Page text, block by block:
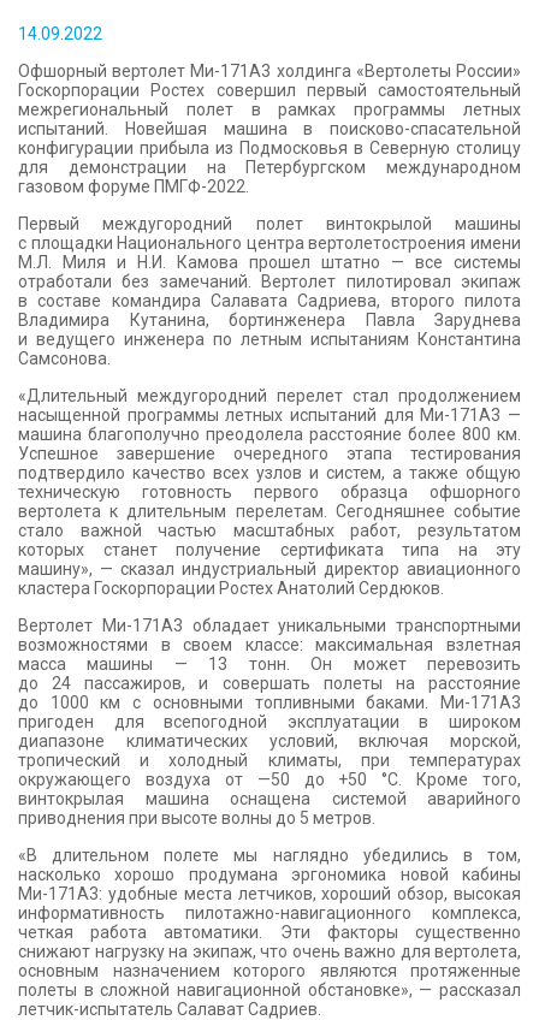
КОНТАКТЫ
14.09.2022
Офшорный вертолет Ми-171А3 холдинга «Вертолеты России»
Госкорпорации Ростех совершил первый самостоятельный
межрегиональный полет в рамках программы летных
испытаний. Новейшая машина в поисково-спасательной
конфигурации прибыла из Подмосковья в Северную столицу
для демонстрации на Петербургском международном
газовом форуме ПМГФ-2022.
Первый междугородний полет винтокрылой машины
с площадки Национального центра вертолетостроения имени
М.Л. Миля и Н.И. Камова прошел штатно — все системы
отработали без замечаний. Вертолет пилотировал экипаж
в составе командира Салавата Садриева, второго пилота
Владимира Кутанина, бортинженера Павла Заруднева
и ведущего инженера по летным испытаниям Константина
Самсонова.
«Длительный междугородний перелет стал продолжением
насыщенной программы летных испытаний для Ми-171А3 —
машина благополучно преодолела расстояние более 800 км.
Успешное завершение очередного этапа тестирования
подтвердило качество всех узлов и систем, а также общую
техническую готовность первого образца офшорного
вертолета к длительным перелетам. Сегодняшнее событие
стало важной частью масштабных работ, результатом
которых станет получение сертификата типа на эту
машину», — сказал индустриальный директор авиационного
кластера Госкорпорации Ростех Анатолий Сердюков.
Вертолет Ми-171А3 обладает уникальными транспортными
возможностями в своем классе: максимальная взлетная
масса машины — 13 тонн. Он может перевозить
до 24 пассажиров, и совершать полеты на расстояние
до 1000 км с основными топливными баками. Ми-171А3
пригоден для всепогодной эксплуатации в широком
диапазоне климатических условий, включая морской,
тропический и холодный климаты, при температурах
окружающего воздуха от —50 до +50 °С. Кроме того,
винтокрылая машина оснащена системой аварийного
приводнения при высоте волны до 5 метров.
«В длительном полете мы наглядно убедились в том,
насколько хорошо продумана эргономика новой кабины
Ми-171А3: удобные места летчиков, хороший обзор, высокая
информативность пилотажно-навигационного комплекса,
четкая работа автоматики. Эти факторы существенно
снижают нагрузку на экипаж, что очень важно для вертолета,
основным назначением которого являются протяженные
полеты в сложной навигационной обстановке», — рассказал
летчик-испытатель Салават Садриев.